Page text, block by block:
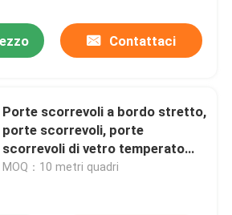
Contattaci
Porte scorrevoli a bordo stretto,
porte scorrevoli, porte
scorrevoli di vetro temperato
moderne su misura
MOQ：10 metri quadri